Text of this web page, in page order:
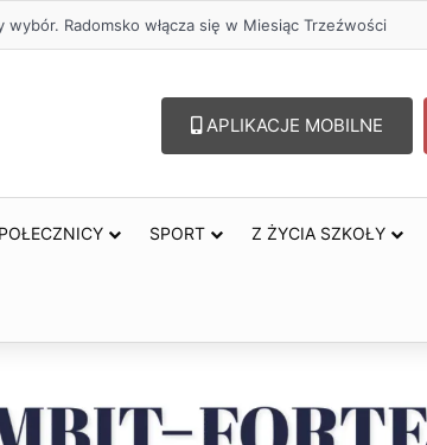
Zmieniły się trasy autobusów MPK w Radomsku
APLIKACJE MOBILNE
SPORT Z ŻYCIA SZKOŁY